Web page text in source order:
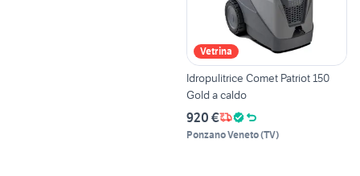
Vetrina
Idropulitrice Comet Patriot 150
Gold a caldo
920 €
Ponzano Veneto(TV)